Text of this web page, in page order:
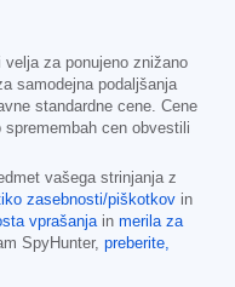
za ponujeno znižano
samodejna podaljšanja
standardne cene. Cene
cen obvestili
vašega strinjanja z
zasebnosti/piškotkov in
vprašanjain merila za
SpyHunter, preberite,